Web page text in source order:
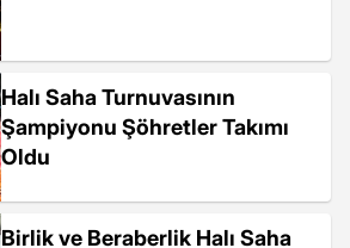
Halı Saha Turnuvasının
Şampiyonu Şöhretler Takımı
Oldu
Birlik ve Beraberlik Halı Saha